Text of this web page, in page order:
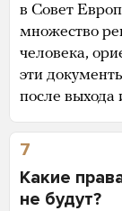
в Совет
множество
человека,
эти
после выхода
7
Какие
не будут?